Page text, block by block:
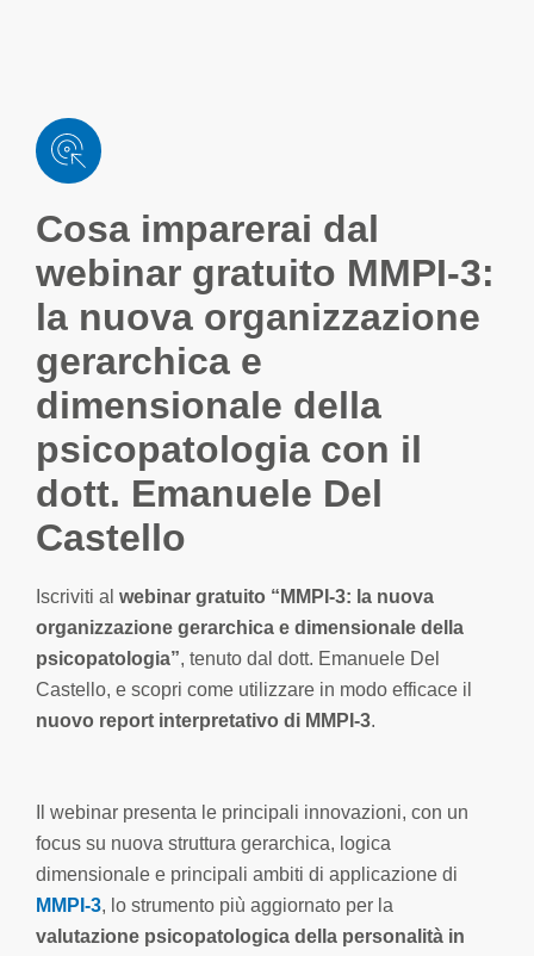
Cosa imparerai dal
webinar gratuito MMPI-3:
la nuova organizzazione
gerarchica e
dimensionale della
psicopatologia con il
dott. Emanuele Del
Castello
Iscriviti al webinar gratuito “MMPI-3: la nuova
organizzazione gerarchica e dimensionale della
psicopatologia”, tenuto dal dott. Emanuele Del
Castello, e scopri come utilizzare in modo efficace il
nuovo report interpretativo di MMPI-3.
Il webinar presenta le principali innovazioni, con un
focus su nuova struttura gerarchica, logica
dimensionale e principali ambiti di applicazione di
MMPI-3, lo strumento più aggiornato per la
valutazione psicopatologica della personalità in